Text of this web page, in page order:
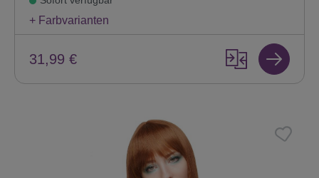
+ Farbvarianten
31,99 €